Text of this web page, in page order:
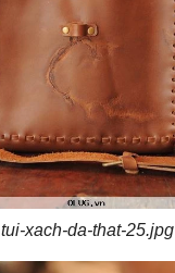
tui-xach-da-that-25.jpg